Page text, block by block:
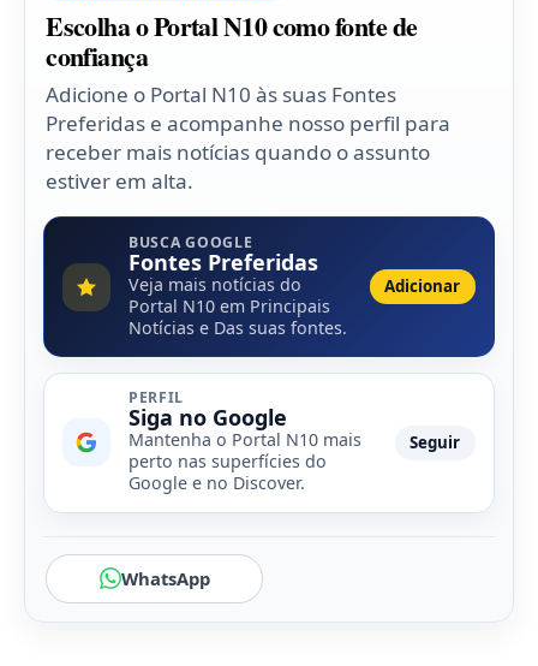
Escolha o Portal N10 como fonte de
confiança
Adicione o Portal N10 às suas Fontes
Preferidas e acompanhe nosso perfil para
receber mais notícias quando o assunto
estiver em alta.
BUSCA GOOGLE
Fontes Preferidas
Veja mais notícias do
Portal N10 em Principais
Notícias e Das suas fontes.
Adicionar
PERFIL
Siga no Google
Mantenha o Portal N10 mais
perto nas superfícies do
Google e no Discover.
Seguir
WhatsApp